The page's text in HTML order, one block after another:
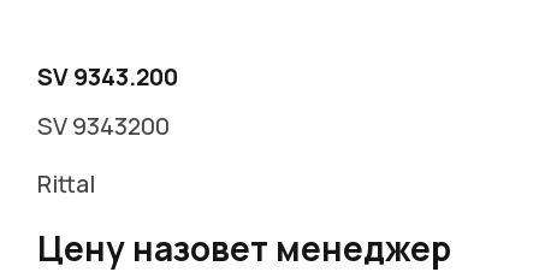
SV 9343.200
SV 9343200
Rittal
Цену назовет менеджер